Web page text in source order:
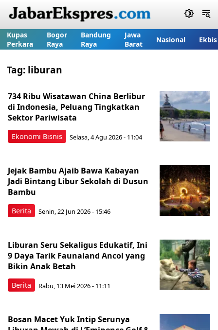
Kupas
Perkara
Bogor
Raya
Bandung
Raya
Jawa
Barat
Nasional Ekbis
Tag: liburan
Ekonomi Bisnis
734 Ribu Wisatawan China Berlibur
di Indonesia, Peluang Tingkatkan
Sektor Pariwisata
Selasa, 4 Agu 2026 - 11:04
Berita
Jejak Bambu Ajaib Bawa Kabayan
Jadi Bintang Libur Sekolah di Dusun
Bambu
Senin, 22 Jun 2026 - 15:46
Berita
Liburan Seru Sekaligus Edukatif, Ini
9 Daya Tarik Faunaland Ancol yang
Bikin Anak Betah
Rabu, 13 Mei 2026 - 11:11
Bosan Macet Yuk Intip Serunya